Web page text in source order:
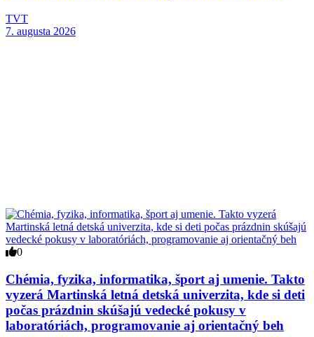
TVT
7. augusta 2026
0
Chémia, fyzika, informatika, šport aj umenie. Takto
vyzerá Martinská letná detská univerzita, kde si deti
počas prázdnin skúšajú vedecké pokusy v
laboratóriách, programovanie aj orientačný beh